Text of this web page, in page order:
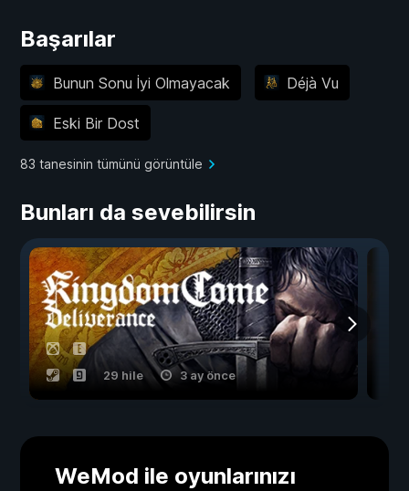
Başarılar
Bunun Sonu İyi Olmayacak Déjà Vu
Eski Bir Dost
83 tanesinin tümünü görüntüle
Bunları da sevebilirsin
29 hile 3 ay önce
WeMod ile oyunlarınızı